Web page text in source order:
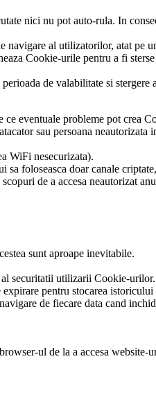
nici nu pot auto-rula. In
al utilizatorilor, atat pe
Cookie-urile pentru a fi
de valabilitate si
ce eventuale probleme pot crea
sau persoana neautorizata
WiFi nesecurizata).
foloseasca doar canale
de a accesa neautorizat
sunt aproape inevitabile.
securitatii utilizarii Cookie-urilor.
pentru stocarea
de fiecare data cand
ul de la a accesa website-